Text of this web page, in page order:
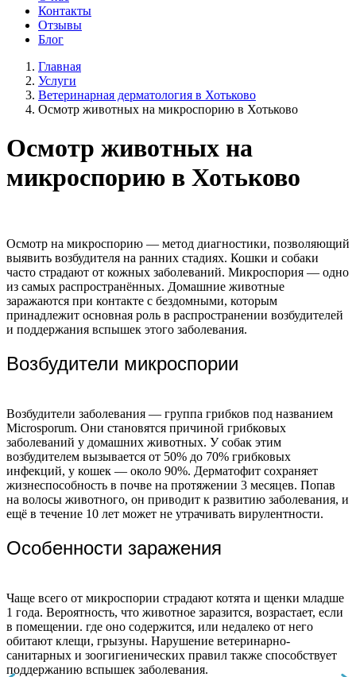
Контакты
Отзывы
Блог
Главная
Услуги
Ветеринарная дерматология в Хотьково
Осмотр животных на микроспорию в Хотьково
Осмотр животных на
микроспорию в Хотьково
Осмотр на микроспорию — метод диагностики, позволяющий
выявить возбудителя на ранних стадиях. Кошки и собаки
часто страдают от кожных заболеваний. Микроспория — одно
из самых распространённых. Домашние животные
заражаются при контакте с бездомными, которым
принадлежит основная роль в распространении возбудителей
и поддержания вспышек этого заболевания.
Возбудители микроспории
Возбудители заболевания — группа грибков под названием
Microsporum. Они становятся причиной грибковых
заболеваний у домашних животных. У собак этим
возбудителем вызывается от 50% до 70% грибковых
инфекций, у кошек — около 90%. Дерматофит сохраняет
жизнеспособность в почве на протяжении 3 месяцев. Попав
на волосы животного, он приводит к развитию заболевания, и
ещё в течение 10 лет может не утрачивать вирулентности.
Особенности заражения
Чаще всего от микроспории страдают котята и щенки младше
1 года. Вероятность, что животное заразится, возрастает, если
в помещении. где оно содержится, или недалеко от него
обитают клещи, грызуны. Нарушение ветеринарно-
санитарных и зоогигиенических правил также способствует
поддержанию вспышек заболевания.